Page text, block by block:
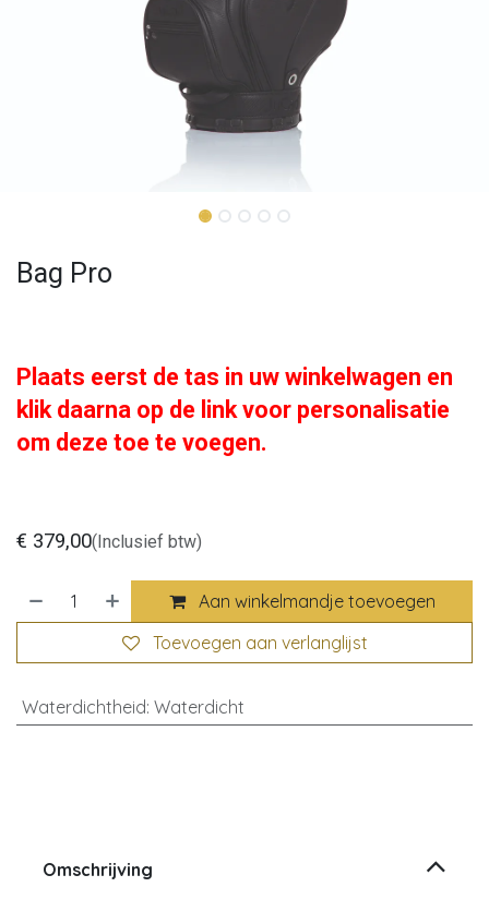
Bag Pro
Plaats eerst de tas in uw winkelwagen en
klik daarna op de link voor personalisatie
om deze toe te voegen.
€ 379,00(Inclusief btw)
Aan winkelmandje toevoegen
Toevoegen aan verlanglijst
Waterdichtheid: Waterdicht
Omschrijving